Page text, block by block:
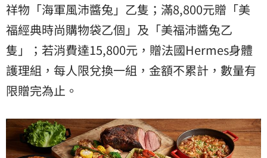
祥物「海軍風沛醬兔」乙隻；滿8,800元贈「美
福經典時尚購物袋乙個」及「美福沛醬兔乙
隻」；若消費達15,800元，贈法國Hermes身體
護理組，每人限兌換一組，金額不累計，數量有
限贈完為止。